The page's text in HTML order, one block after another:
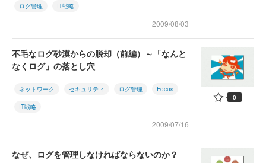
ログ管理 IT戦略
2009/08/03
不毛なログ砂漠からの脱却（前編）～「なんと
なくログ」の落とし穴
ネットワーク セキュリティ ログ管理 Focus
IT戦略
2009/07/16
0
なぜ、ログを管理しなければならないのか？